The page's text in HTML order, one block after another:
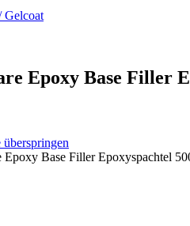
Gelcoat
Epoxy Base Filler